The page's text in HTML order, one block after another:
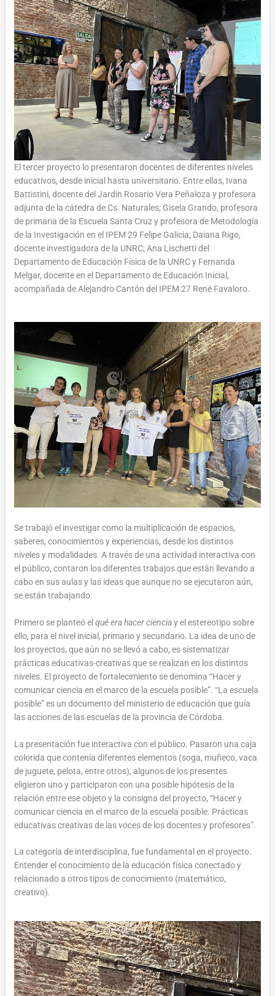
El tercer proyecto lo presentaron docentes de diferentes niveles
educativos, desde inicial hasta universitario. Entre ellas, Ivana
Battistini, docente del Jardin Rosario Vera Peñaloza y profesora
adjunta de la cátedra de Cs. Naturales; Gisela Grando, profesora
de primaria de la Escuela Santa Cruz y profesora de Metodología
de la Investigación en el IPEM 29 Felipe Galicia; Daiana Rigo,
docente investigadora de la UNRC; Ana Lischetti del
Departamento de Educación Física de la UNRC y Fernanda
Melgar, docente en el Departamento de Educación Inicial,
acompañada de Alejandro Cantón del IPEM 27 René Favaloro.
Se trabajó el investigar como la multiplicación de espacios,
saberes, conocimientos y experiencias, desde los distintos
niveles y modalidades. A través de una actividad interactiva con
el público, contaron los diferentes trabajos que están llevando a
cabo en sus aulas y las ideas que aunque no se ejecutaron aún,
se están trabajando.
Primero se planteó elqué era hacer cienciay el estereotipo sobre
ello, para el nivel inicial, primario y secundario. La idea de uno de
los proyectos, que aún no se llevó a cabo, es sistematizar
prácticas educativas-creativas que se realizan en los distintos
niveles. El proyecto de fortalecimiento se denomina “Hacer y
comunicar ciencia en el marco de la escuela posible”. “La escuela
posible” es un documento del ministerio de educación que guía
las acciones de las escuelas de la provincia de Córdoba.
La presentación fue interactiva con el público. Pasaron una caja
colorida que contenía diferentes elementos (soga, muñeco, vaca
de juguete, pelota, entre otros), algunos de los presentes
eligieron uno y participaron con una posible hipótesis de la
relación entre ese objeto y la consigna del proyecto, “Hacer y
comunicar ciencia en el marco de la escuela posible. Prácticas
educativas creativas de las voces de los docentes y profesores”.
La categoría de interdisciplina, fue fundamental en el proyecto.
Entender el conocimiento de la educación física conectado y
relacionado a otros tipos de conocimiento (matemático,
creativo).